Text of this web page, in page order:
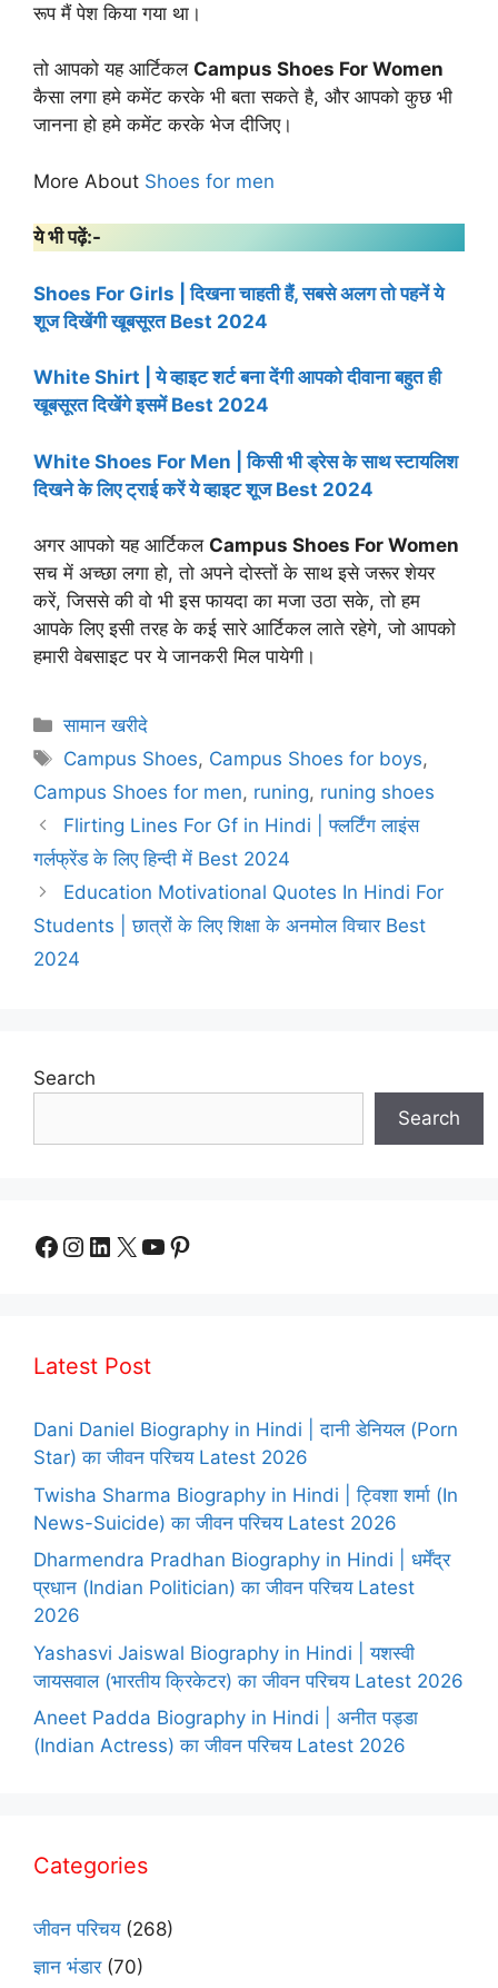
रूप मैं पेश किया गया था।
तो आपको यह आर्टिकल Campus Shoes For Women
कैसा लगा हमे कमेंट करके भी बता सकते है, और आपको कुछ भी
जानना हो हमे कमेंट करके भेज दीजिए।
More About Shoes for men
ये भी पढ़ें:-
Shoes For Girls | दिखना चाहती हैं, सबसे अलग तो पहनें ये
शूज दिखेंगी खूबसूरत Best 2024
White Shirt | ये व्हाइट शर्ट बना देंगी आपको दीवाना बहुत ही
खूबसूरत दिखेंगे इसमें Best 2024
White Shoes For Men | किसी भी ड्रेस के साथ स्टायलिश
दिखने के लिए ट्राई करें ये व्हाइट शूज Best 2024
अगर आपको यह आर्टिकल Campus Shoes For Women
सच में अच्छा लगा हो, तो अपने दोस्तों के साथ इसे जरूर शेयर
करें, जिससे की वो भी इस फायदा का मजा उठा सके, तो हम
आपके लिए इसी तरह के कई सारे आर्टिकल लाते रहेगे, जो आपको
हमारी वेबसाइट पर ये जानकरी मिल पायेगी।
Categories
सामान खरीदे
Tags
Campus Shoes, Campus Shoes for boys,
Campus Shoes for men, runing, runing shoes
Flirting Lines For Gf in Hindi | फ्लर्टिंग लाइंस
गर्लफ्रेंड के लिए हिन्दी में Best 2024
Education Motivational Quotes In Hindi For
Students | छात्रों के लिए शिक्षा के अनमोल विचार Best
2024
Search
Search
Facebook
Instagram
LinkedIn
X YouTube
Pinterest
Latest Post
Dani Daniel Biography in Hindi | दानी डेनियल (Porn
Star) का जीवन परिचय Latest 2026
Twisha Sharma Biography in Hindi | ट्विशा शर्मा (In
News-Suicide) का जीवन परिचय Latest 2026
Dharmendra Pradhan Biography in Hindi | धर्मेंद्र
प्रधान (Indian Politician) का जीवन परिचय Latest
2026
Yashasvi Jaiswal Biography in Hindi | यशस्वी
जायसवाल (भारतीय क्रिकेटर) का जीवन परिचय Latest 2026
Aneet Padda Biography in Hindi | अनीत पड्डा
(Indian Actress) का जीवन परिचय Latest 2026
Categories
जीवन परिचय(268)
ज्ञान भंडार(70)